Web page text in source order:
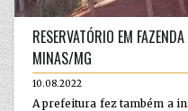
RESERVATÓRIO EM
MINAS/MG
10.08.2022
A prefeitura fez também a